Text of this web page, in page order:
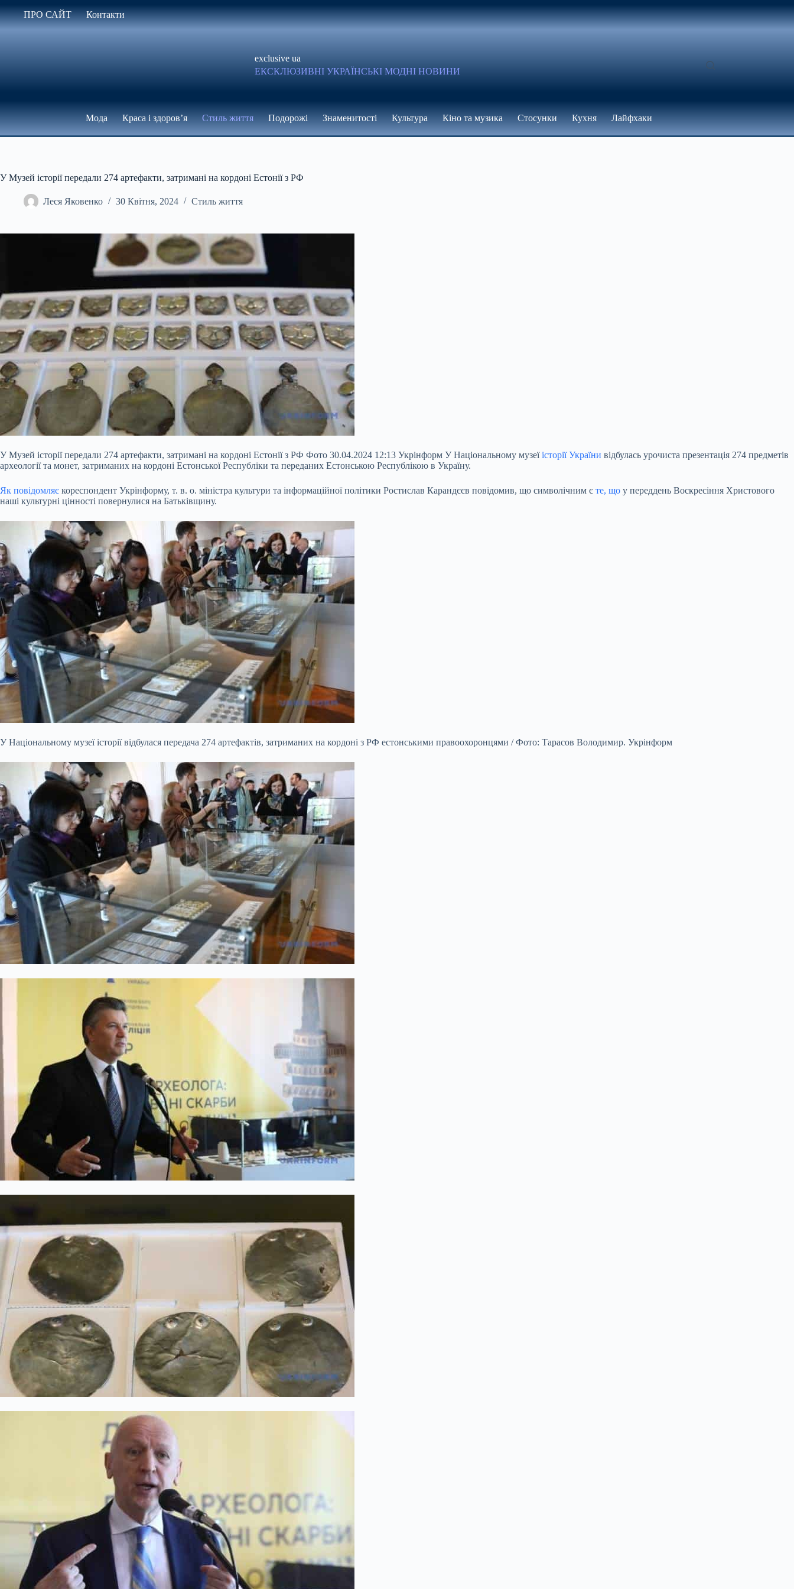
до
вмісту
ПРО САЙТ Контакти
exclusive ua
ЕКСКЛЮЗИВНІ УКРАЇНСЬКІ МОДНІ НОВИНИ
Мода Краса і здоров’я Стиль життя Подорожі Знаменитості Культура Кіно та музика Стосунки Кухня Лайфхаки
У Музей історії передали 274 артефакти, затримані на кордоні Естонії з РФ
Леся Яковенко 30 Квітня, 2024 Стиль життя
У Музей історії передали 274 артефакти, затримані на кордоні Естонії з РФ Фото 30.04.2024 12:13 Укрінформ У Національному музеїісторії України відбулась урочиста презентація 274 предметів
археології та монет, затриманих на кордоні Естонської Республіки та переданих Естонською Республікою в Україну.
Як повідомляє кореспондент Укрінформу, т. в. о. міністра культури та інформаційної політики Ростислав Карандєєв повідомив, що символічним є те, що у переддень Воскресіння Христового
наші культурні цінності повернулися на Батьківщину.
У Національному музеї історії відбулася передача 274 артефактів, затриманих на кордоні з РФ естонськими правоохоронцями / Фото: Тарасов Володимир. Укрінформ